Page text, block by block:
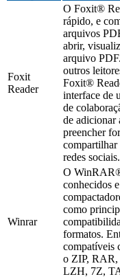
Foxit
Reader
O Foxit®
rápido, e
arquivos
abrir,
arquivo
outros
Foxit®
interface de
de
de adicionar
preencher
compartilhar
redes sociais.
Winrar
O
conhecidos
como
formatos.
compatíveis
o ZIP,
LZH, 7Z,